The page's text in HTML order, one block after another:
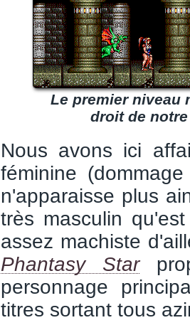
Le premier niveau
droit de
Nous avons ici
féminine
n'apparaisse plus
très masculin
assez machiste
Phantasy Star
personnage
titres sortant tous